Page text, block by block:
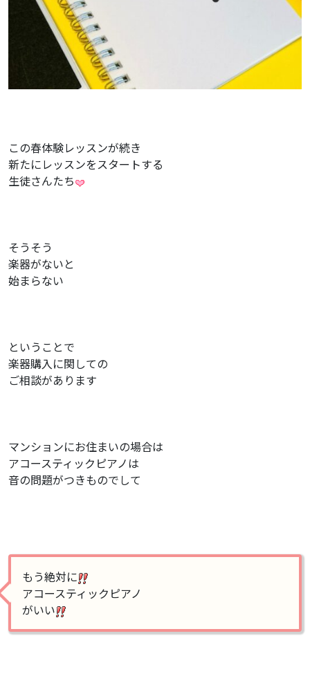
この春体験レッスンが続き
新たにレッスンをスタートする
生徒さんたち
そうそう
楽器がないと
始まらない
ということで
楽器購入に関しての
ご相談があります
マンションにお住まいの場合は
アコースティックピアノは
音の問題がつきものでして
もう絶対に
アコースティックピアノ
がいい